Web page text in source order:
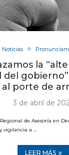
Noticias
la
del
al porte de
3 de abril de
de Asesoría en
vigilancia a …
LEER MÁS